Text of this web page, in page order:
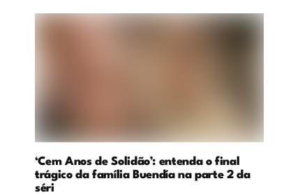
‘Cem Anos de Solidão’: entenda o final
trágico da família Buendía na parte 2 da
séri